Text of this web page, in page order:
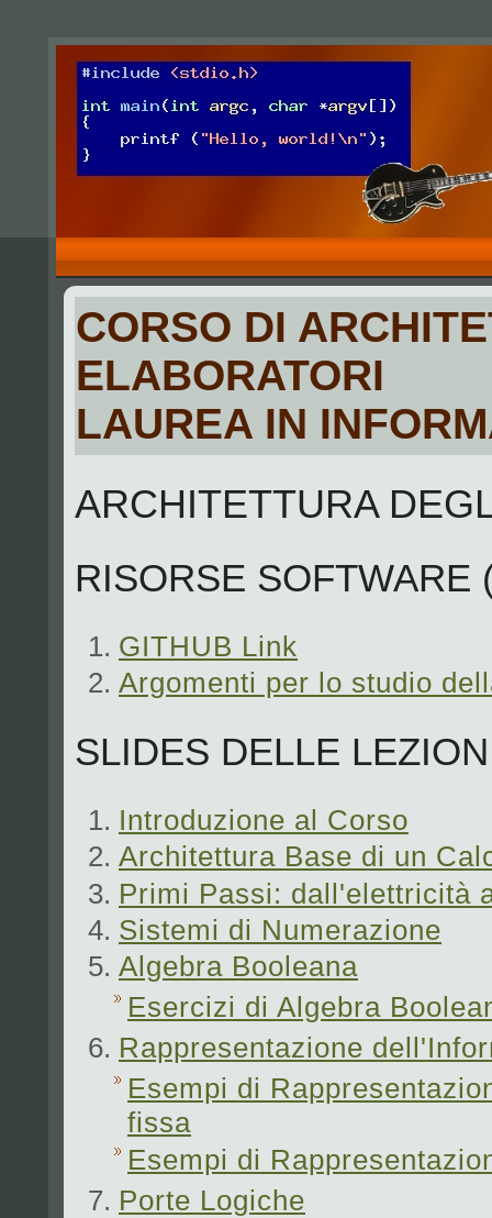
CORSO DI
ELABORATORI
LAUREA IN
ARCHITETTURA
RISORSE SOFTWARE
GITHUB Link
Argomenti per lo studio
SLIDES DELLE
Introduzione al Corso
Architettura Base di un
Primi Passi: dall'elettricità
Sistemi di Numerazione
Algebra Booleana
Esercizi di Algebra
Rappresentazione
Esempi di
fissa
Esempi di
Porte Logiche